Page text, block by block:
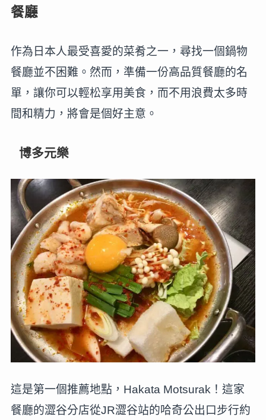
餐廳
作為日本人最受喜愛的菜肴之一，尋找一個鍋物
餐廳並不困難。然而，準備一份高品質餐廳的名
單，讓你可以輕松享用美食，而不用浪費太多時
間和精力，將會是個好主意。
博多元樂
這是第一個推薦地點，Hakata Motsurak！這家
餐廳的澀谷分店從JR澀谷站的哈奇公出口步行約